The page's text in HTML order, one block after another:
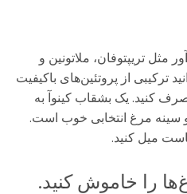
تریپتوفان، ملاتونین و
ترکیبی از پروتئین‌های باکیفیت
کنید. یک بشقاب کینوآ به
سینه مرغ انتخابی خوب است.
میل کنید.